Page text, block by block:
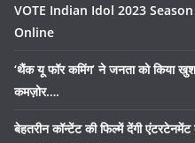
VOTE Indian Idol 2023
Online
‘थैंक यू फॉर कमिंग’ ने जनता को किया
कमज़ोर….
बेहतरीन कॉन्टेंट की फिल्में देंगी